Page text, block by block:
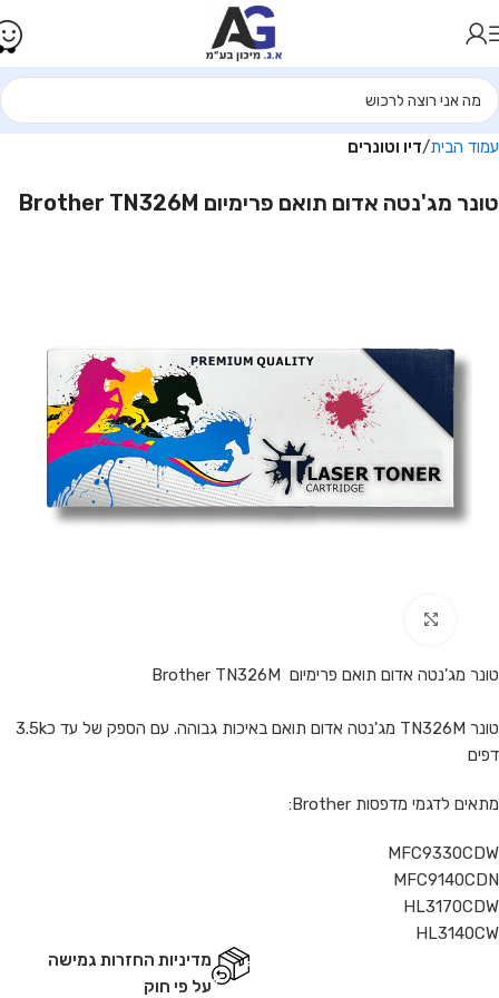
עמוד הבית דיו וטונרים
טונר מג'נטה אדום ‏תואם פרימיום Brother TN326M
טונר מג'נטה אדום תואם פרימיום Brother TN326M
טונר TN326M מג'נטה אדום תואם באיכות גבוהה. עם הספק של עד כ3.5k
דפים
מתאים לדגמי מדפסות Brother:
MFC9330CDW
MFC9140CDN
HL3170CDW
HL3140CW
מדיניות החזרות גמישה
על פי חוק